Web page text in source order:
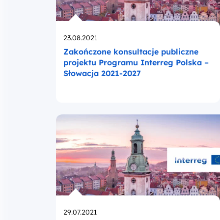
Opublikowano
23.08.2021
Zakończone konsultacje publiczne
projektu Programu Interreg Polska –
Słowacja 2021-2027
Opublikowano
29.07.2021